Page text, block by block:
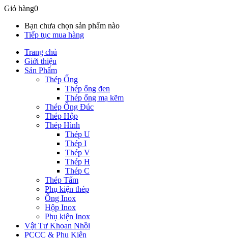
Giỏ hàng0
Bạn chưa chọn sản phẩm nào
Tiếp tục mua hàng
Trang chủ
Giới thiệu
Sản Phẩm
Thép Ống
Thép ống đen
Thép ống mạ kẽm
Thép Ống Đúc
Thép Hộp
Thép Hình
Thép U
Thép I
Thép V
Thép H
Thép C
Thép Tấm
Phụ kiện thép
Ống Inox
Hộp Inox
Phụ kiện Inox
Vật Tư Khoan Nhồi
PCCC & Phụ Kiện